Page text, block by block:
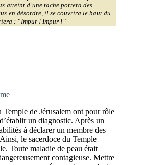
atteint d’une tache portera des
en désordre, il se couvrira le haut du
: “Impur ! Impur !”
Temple de Jérusalem ont pour rôle
un diagnostic. Après un
à déclarer un membre des
le sacerdoce du Temple
Toute maladie de peau était
contagieuse. Mettre